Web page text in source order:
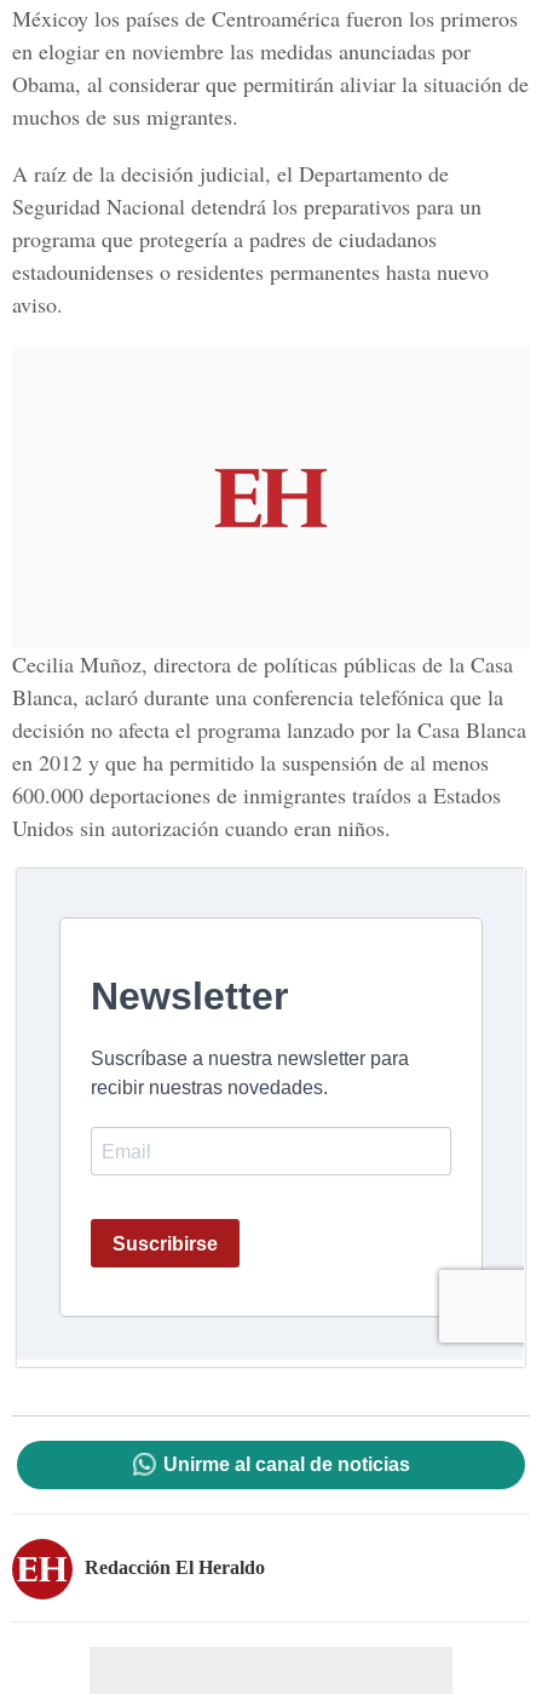
Méxicoy los países de Centroamérica fueron los primeros
en elogiar en noviembre las medidas anunciadas por
Obama, al considerar que permitirán aliviar la situación de
muchos de sus migrantes.
A raíz de la decisión judicial, el Departamento de
Seguridad Nacional detendrá los preparativos para un
programa que protegería a padres de ciudadanos
estadounidenses o residentes permanentes hasta nuevo
aviso.
Cecilia Muñoz, directora de políticas públicas de la Casa
Blanca, aclaró durante una conferencia telefónica que la
decisión no afecta el programa lanzado por la Casa Blanca
en 2012 y que ha permitido la suspensión de al menos
600.000 deportaciones de inmigrantes traídos a Estados
Unidos sin autorización cuando eran niños.
Unirme al canal de noticias
Redacción El Heraldo